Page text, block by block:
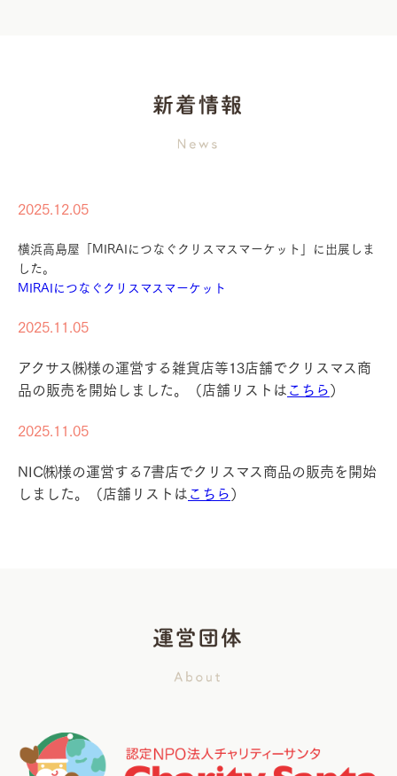
2025.12.05
横浜高島屋「MIRAIにつなぐクリスマスマーケット」に出展しま
した。
MIRAIにつなぐクリスマスマーケット
2025.11.05
アクサス㈱様の運営する雑貨店等13店舗でクリスマス商
品の販売を開始しました。（店舗リストは こちら ）
2025.11.05
NIC㈱様の運営する7書店でクリスマス商品の販売を開始
しました。
（店舗リストは こちら ）